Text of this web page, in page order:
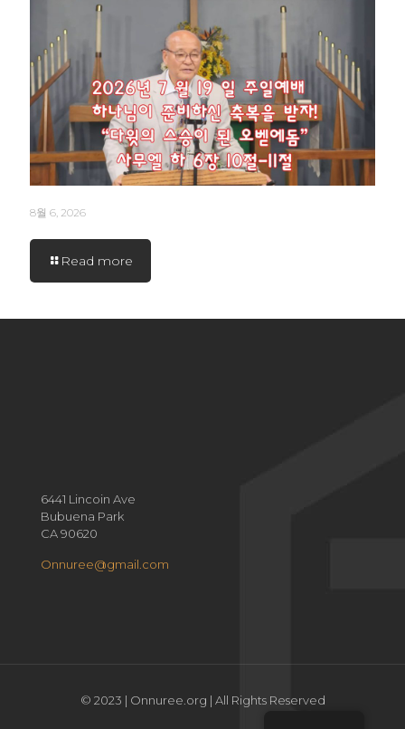
8월 6, 2026
Read more
6441 Lincoin Ave
Bubuena Park
CA 90620
Onnuree@gmail.com
© 2023 | Onnuree.org | All Rights Reserved